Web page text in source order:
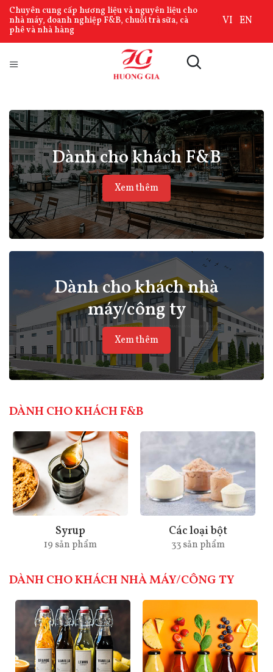
Chuyên cung cấp hương liệu và nguyên liệu cho
nhà máy, doanh nghiệp F&B, chuỗi trà sữa, cà
phê và nhà hàng
VI EN
Dành cho khách F&B
Xem thêm
Dành cho khách nhà
máy/công ty
Xem thêm
DÀNH CHO KHÁCH F&B
Các loại bột
33 sản phẩm
Sinh tố
6 Sản phẩm
DÀNH CHO KHÁCH NHÀ MÁY/CÔNG TY